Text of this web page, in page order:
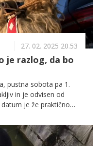
27. 02. 2025 20.53
je razlog, da bo
pustna sobota pa 1.
in je odvisen od
je že praktično
pustnih